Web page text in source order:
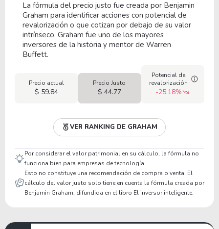
La fórmula del precio justo fue creada por Benjamin
Graham para identificar acciones con potencial de
revalorización o que cotizan por debajo de su valor
intrínseco. Graham fue uno de los mayores
inversores de la historia y mentor de Warren
Buffett.
Precio actual
$ 59.84
Precio Justo
$ 44.77
Potencial de
revalorización
-25.18%
VER RANKING DE GRAHAM
Por considerar el valor patrimonial en su cálculo, la fórmula no
funciona bien para empresas de tecnología.
Esto no constituye una recomendación de compra o venta. El
cálculo del valor justo solo tiene en cuenta la fórmula creada por
Benjamin Graham, difundida en el libro El inversor inteligente.